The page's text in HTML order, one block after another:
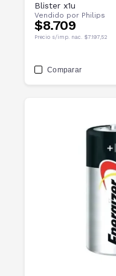
Blister x1u
Vendido por Philips
$8.709
Precio s/imp. nac. $7.197,52
Comparar